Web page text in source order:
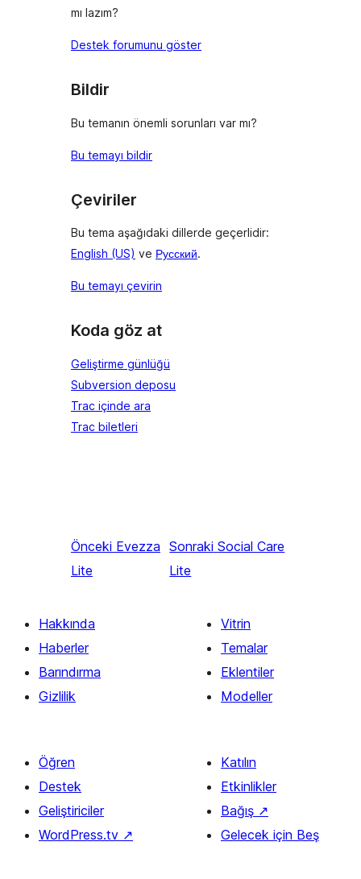
mı lazım?
Destek forumunu göster
Bildir
Bu temanın önemli sorunları var mı?
Bu temayı bildir
Çeviriler
Bu tema aşağıdaki dillerde geçerlidir:
English (US) ve Русский.
Bu temayı çevirin
Koda göz at
Geliştirme günlüğü
Subversion deposu
Trac içinde ara
Trac biletleri
Önceki Evezza
Lite
Sonraki Social Care
Lite
Hakkında
Haberler
Barındırma
Gizlilik
Vitrin
Temalar
Eklentiler
Modeller
Öğren
Destek
Geliştiriciler
WordPress.tv ↗
Katılın
Etkinlikler
Bağış ↗
Gelecek için Beş